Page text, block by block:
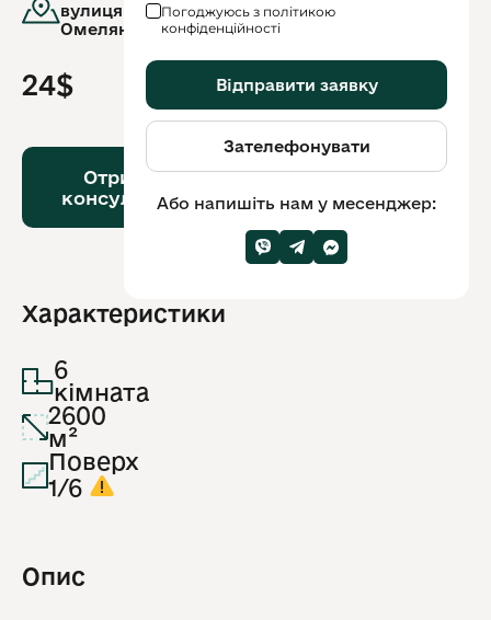
вулиця.Поповича
Омеляна, 9
24$
Отримати
консультацію
Або
напишіть
у
месенджер:
Характеристики
6
кімната
2600
м²
Поверх
1/6
Опис
Погоджуюсь з політикою
конфіденційності
Відправити заявку
Зателефонувати
Або напишіть нам у месенджер: